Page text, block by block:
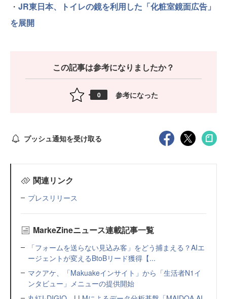
・ JR東日本、トイレの鏡を利用した「化粧室鏡面広告」
を展開
この記事は参考になりましたか？
0 参考になった
プッシュ通知を受け取る
関連リンク
プレスリリース
MarkeZineニュース連載記事一覧
「フォームを送らない見込み客」をどう捕まえる？AIエ
ージェントが変えるBtoBリード獲得【...
マクアケ、「Makuakeインサイト」から「生活者N1イ
ンタビュー」メニューの提供開始